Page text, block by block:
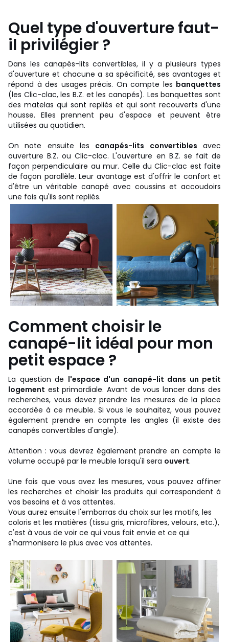
Quel type d'ouverture faut-
il privilégier ?
Dans les canapés-lits convertibles, il y a plusieurs types
d'ouverture et chacune a sa spécificité, ses avantages et
répond à des usages précis. On compte les banquettes
(les Clic-clac, les B.Z. et les canapés). Les banquettes sont
des matelas qui sont repliés et qui sont recouverts d'une
housse. Elles prennent peu d'espace et peuvent être
utilisées au quotidien.
On note ensuite les canapés-lits convertibles avec
ouverture B.Z. ou Clic-clac. L'ouverture en B.Z. se fait de
façon perpendiculaire au mur. Celle du Clic-clac est faite
de façon parallèle. Leur avantage est d'offrir le confort et
d'être un véritable canapé avec coussins et accoudoirs
une fois qu'ils sont repliés.
Comment choisir le
canapé-lit idéal pour mon
petit espace ?
La question de l'espace d'un canapé-lit dans un petit
logement est primordiale. Avant de vous lancer dans des
recherches, vous devez prendre les mesures de la place
accordée à ce meuble. Si vous le souhaitez, vous pouvez
également prendre en compte les angles (il existe des
canapés convertibles d'angle).
Attention : vous devrez également prendre en compte le
volume occupé par le meuble lorsqu'il sera ouvert.
Une fois que vous avez les mesures, vous pouvez affiner
les recherches et choisir les produits qui correspondent à
vos besoins et à vos attentes.
Vous aurez ensuite l'embarras du choix sur les motifs, les
coloris et les matières (tissu gris, microfibres, velours, etc.),
c'est à vous de voir ce qui vous fait envie et ce qui
s'harmonisera le plus avec vos attentes.